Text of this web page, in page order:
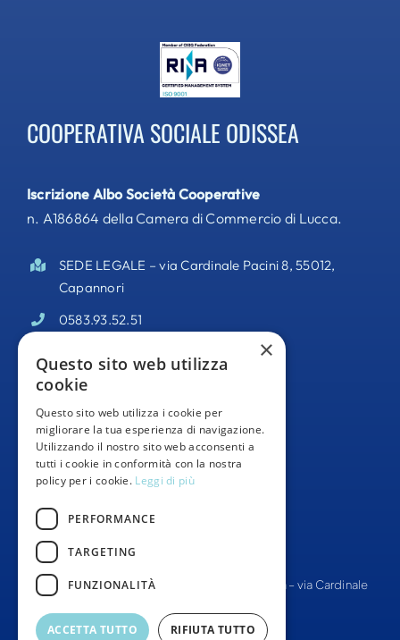
COOPERATIVA SOCIALE ODISSEA
Iscrizione Albo Società Cooperative
n. A186864 della Camera di Commercio di Lucca.
SEDE LEGALE – via Cardinale Pacini 8, 55012,
Capannori
0583.93.52.51
odisseacooperativa@pec.it
Partita IVA 02095140469
Informativa Privacy
Whistleblowing
© Tutti i diritti Riservati – Cooperativa Odissea– via Cardinale
SITO WEB –THINKLAB360
×
Questo sito web utilizza
cookie
Questo sito web utilizza i cookie per
migliorare la tua esperienza di navigazione.
Utilizzando il nostro sito web acconsenti a
tutti i cookie in conformità con la nostra
policy per i cookie. Leggi di più
PERFORMANCE
TARGETING
FUNZIONALITÀ
ACCETTA TUTTO RIFIUTA TUTTO